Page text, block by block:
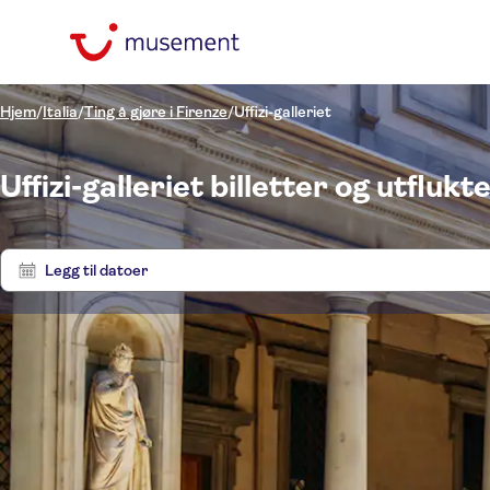
Hjem/Italia/Ting å gjøre i Firenze/Uffizi-galleriet
Uffizi-galleriet billetter og
Legg til datoer
Pris (voksen)
Min NOK Max NOK
Upphämtning på
hotellet
Alternativer
Øyeblikkelig bekreftelse
Kategorier